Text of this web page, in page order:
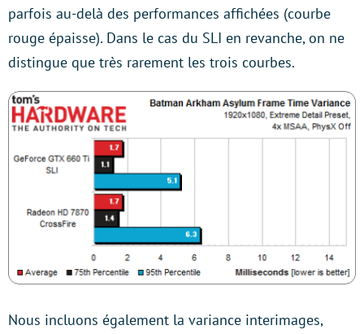
parfois au-delà des performances affichées (courbe
rouge épaisse). Dans le cas du SLI en revanche, on ne
distingue que très rarement les trois courbes.
Nous incluons également la variance interimages,